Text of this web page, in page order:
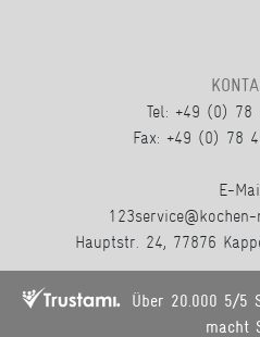
Tel: +49 (0)
Fax: +49 (0) 78
E-
Hauptstr. 24, 77876
Über 20.000 5/5
macht